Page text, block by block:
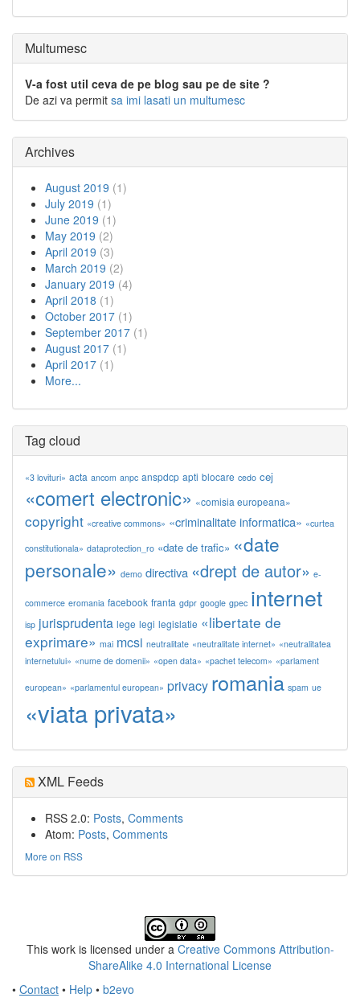
Multumesc
V-a fost util ceva de pe blog sau pe de site ?
De azi va permit sa imi lasati un multumesc
Archives
August 2019 (1)
July 2019 (1)
June 2019 (1)
May 2019 (2)
April 2019 (3)
March 2019 (2)
January 2019 (4)
April 2018 (1)
October 2017 (1)
September 2017 (1)
August 2017 (1)
April 2017 (1)
More...
Tag cloud
«3 lovituri» acta ancom anpc anspdcp apti blocare cedo cej
«comert electronic» «comisia europeana»
copyright «creative commons» «criminalitate informatica» «curtea
constitutionala» dataprotection_ro «date de trafic» «date
personale» demo directiva «drept de autor» e-
commerce eromania facebook franta gdpr google gpec internet
isp jurisprudenta lege legi legislatie «libertate de
exprimare» mai mcsi neutralitate «neutralitate internet» «neutralitatea
internetului» «nume de domenii» «open data» «pachet telecom» «parlament
european» «parlamentul european» privacy romania spam ue
«viata privata»
XML Feeds
RSS 2.0: Posts, Comments
Atom: Posts, Comments
More on RSS
This work is licensed under a Creative Commons Attribution-
ShareAlike 4.0 International License
• Contact • Help • b2evo